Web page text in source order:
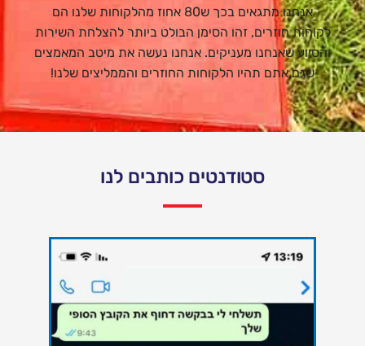
אנחנו מתגאים בכך ש80 אחוז מהלקוחות שלנו הם
לקוחות חוזרים, זהו הסימן הבולט ביותר להצלחת השירות
והסיוע שאנחנו מעניקים. אנחנו נעשה את מיטב המאמצים
שגם אתם תהיו הלקוחות החוזרים והממליצים שלנו!
סטודנטים כותבים לנו